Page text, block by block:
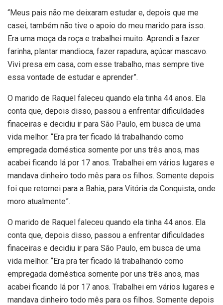
“Meus pais não me deixaram estudar e, depois que me
casei, também não tive o apoio do meu marido para isso.
Era uma moça da roça e trabalhei muito. Aprendi a fazer
farinha, plantar mandioca, fazer rapadura, açúcar mascavo.
Vivi presa em casa, com esse trabalho, mas sempre tive
essa vontade de estudar e aprender”.
O marido de Raquel faleceu quando ela tinha 44 anos. Ela
conta que, depois disso, passou a enfrentar dificuldades
finaceiras e decidiu ir para São Paulo, em busca de uma
vida melhor. “Era pra ter ficado lá trabalhando como
empregada doméstica somente por uns três anos, mas
acabei ficando lá por 17 anos. Trabalhei em vários lugares e
mandava dinheiro todo mês para os filhos. Somente depois
foi que retornei para a Bahia, para Vitória da Conquista, onde
moro atualmente”.
O marido de Raquel faleceu quando ela tinha 44 anos. Ela
conta que, depois disso, passou a enfrentar dificuldades
finaceiras e decidiu ir para São Paulo, em busca de uma
vida melhor. “Era pra ter ficado lá trabalhando como
empregada doméstica somente por uns três anos, mas
acabei ficando lá por 17 anos. Trabalhei em vários lugares e
mandava dinheiro todo mês para os filhos. Somente depois